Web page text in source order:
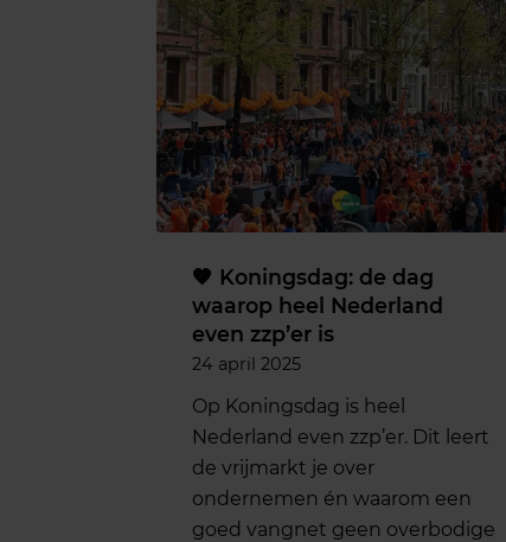
🧡 Koningsdag: de dag
waarop heel Nederland
even zzp’er is
24 april 2025
Op Koningsdag is heel
Nederland even zzp’er. Dit leert
de vrijmarkt je over
ondernemen én waarom een
goed vangnet geen overbodige